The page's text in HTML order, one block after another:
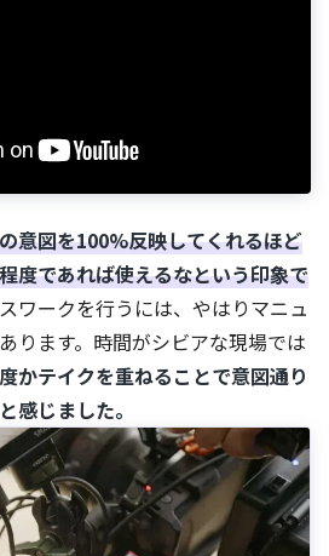
意図を100%反映してくれるほど
度であれば使えるなという印象で
ワークを行うには、やはりマニュ
ります。時間がシビアな現場では
かテイクを重ねることで意図通り
感じました。